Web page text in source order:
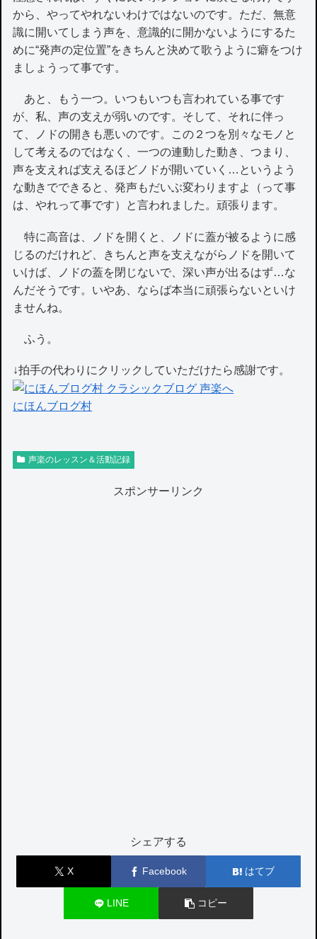
から、やってやれないわけではないのです。ただ、無意
識に開いてしまう声を、意識的に開かないようにするた
めに“発声の定位置”をきちんと決めて歌うように癖をつけ
ましょうって事です。
あと、もう一つ。いつもいつも言われている事です
が、私、声の支えが弱いのです。そして、それに伴っ
て、ノドの開きも悪いのです。この２つを別々なモノと
して考えるのではなく、一つの連動した動き、つまり、
声を支えれば支えるほどノドが開いていく…というよう
な動きでできると、発声もだいぶ変わりますよ（って事
は、やれって事です）と言われました。頑張ります。
特に高音は、ノドを開くと、ノドに蓋が被るように感
じるのだけれど、きちんと声を支えながらノドを開いて
いけば、ノドの蓋を閉じないで、深い声が出るはず…な
んだそうです。いやあ、ならば本当に頑張らないといけ
ませんね。
ふう。
↓拍手の代わりにクリックしていただけたら感謝です。
にほんブログ村
声楽のレッスン＆活動記録
スポンサーリンク
シェアする
X Facebook はてブ
LINE コピー